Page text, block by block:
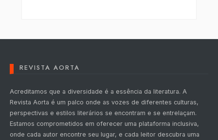
REVISTA AORTA
Acreditamos que a diversidade é a essência da literatura. A
Revista Aorta é um palco onde as vozes de diferentes culturas,
perspectivas e estilos literários se encontram e se entrelaçam.
Estamos comprometidos em oferecer uma plataforma inclusiva,
onde cada autor encontre seu lugar, e cada leitor descubra uma